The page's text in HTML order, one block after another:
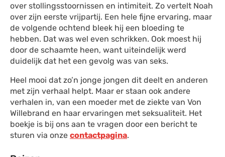
over stollingsstoornissen en intimiteit. Zo vertelt Noah
over zijn eerste vrijpartij. Een hele fijne ervaring, maar
de volgende ochtend bleek hij een bloeding te
hebben. Dat was wel even schrikken. Ook moest hij
door de schaamte heen, want uiteindelijk werd
duidelijk dat het een gevolg was van seks.
Heel mooi dat zo’n jonge jongen dit deelt en anderen
met zijn verhaal helpt. Maar er staan ook andere
verhalen in, van een moeder met de ziekte van Von
Willebrand en haar ervaringen met seksualiteit. Het
boekje is bij ons aan te vragen door een bericht te
sturen via onze contactpagina.